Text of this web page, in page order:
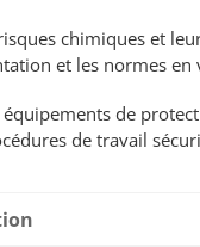
chimiques et
et les normes
de
de travail